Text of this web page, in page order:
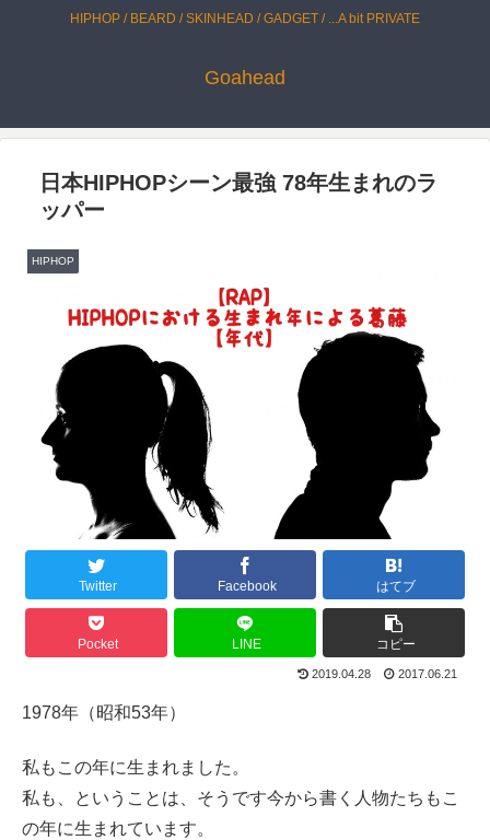
HIPHOP / BEARD / SKINHEAD / GADGET / ...A bit PRIVATE
Goahead
日本HIPHOPシーン最強 78年生まれのラ
ッパー
HIPHOP
Twitter Facebook はてブ
Pocket LINE コピー
2019.04.28 2017.06.21
1978年（昭和53年）
私もこの年に生まれました。
私も、ということは、そうです今から書く人物たちもこ
の年に生まれています。